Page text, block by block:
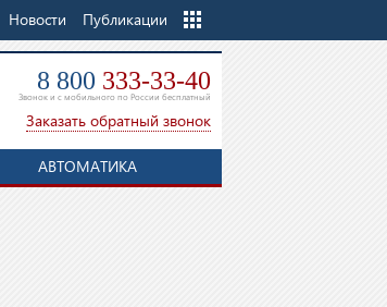
Новости Публикации
Еще
8 800 333-33-40
Звонок и с мобильного по России бесплатный
Заказать обратный звонок
АВТОМАТИКА